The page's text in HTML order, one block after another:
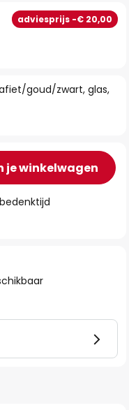
goud/zwart, glas,
adviesprijs -€ 20,00
je winkelwagen